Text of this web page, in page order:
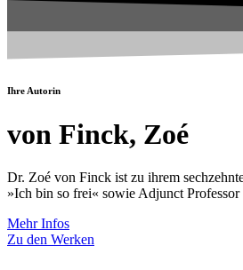
Ihre Autorin
von Finck, Zoé
Dr. Zoé von Finck ist zu ihrem
»Ich bin so frei« sowie Adjunct
Mehr Infos
Zu den Werken